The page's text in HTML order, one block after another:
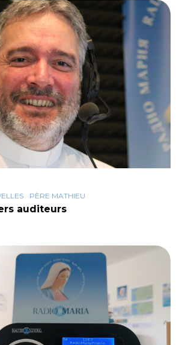
PÈRE MATHIEU
auditeurs